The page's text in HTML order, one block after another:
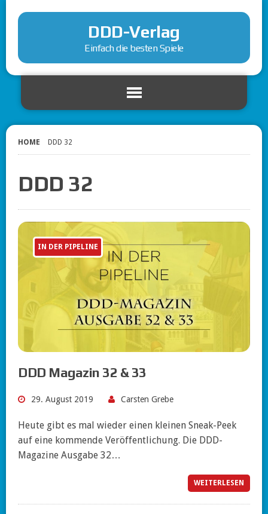
DDD-Verlag
Einfach die besten Spiele
HOME DDD 32
DDD 32
IN DER PIPELINE
DDD Magazin 32 & 33
29. August 2019 Carsten Grebe
Heute gibt es mal wieder einen kleinen Sneak-Peek
auf eine kommende Veröffentlichung. Die DDD-
Magazine Ausgabe 32…
WEITERLESEN